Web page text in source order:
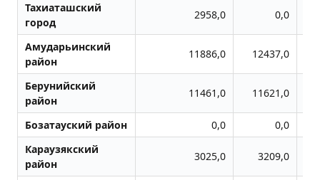
Тахиаташский
город
2958,0 0,0
Амударьинский
район
11886,0 12437,0
Берунийский
район
11461,0 11621,0
Бозатауский район 0,0
0,0
Караузякский
район
3025,0 3209,0